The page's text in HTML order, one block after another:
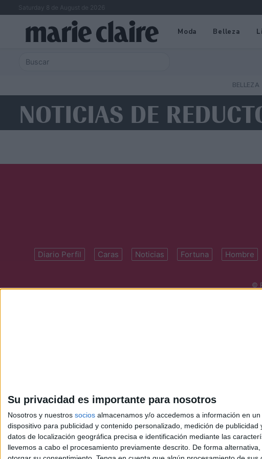
Su privacidad es importante para nosotros
Nosotros y nuestros socios almacenamos y/o accedemos a información en
dispositivo para publicidad y contenido personalizado, medición de
datos de localización geográfica precisa e identificación mediante las
llevemos a cabo el procesamiento previamente descrito. De forma
Saturday 8 de August de 2026
Moda Belleza
BELLEZA
NOTICIAS DE
Diario Perfil Caras Noticias Fortuna Hombre
©